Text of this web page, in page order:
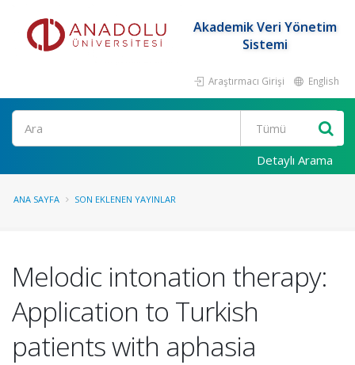
Akademik Veri Yönetim
Sistemi
Araştırmacı Girişi English
Ara
Detaylı Arama
ANA SAYFA SON EKLENEN YAYINLAR
Melodic intonation therapy:
Application to Turkish
patients with aphasia